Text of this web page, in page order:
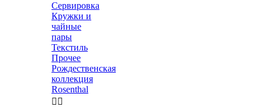
Сервировка
Кружки и
чайные
пары
Текстиль
Прочее
Рождественская
коллекция
Rosenthal
 